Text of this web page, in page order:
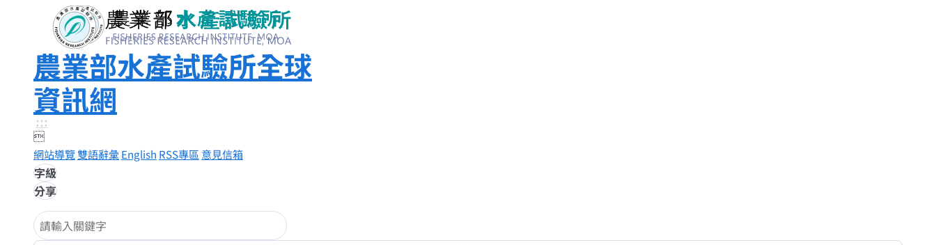
農業部水產試驗所全球
資訊網
:::

網站導覽雙語辭彙English RSS專區 意見信箱
字級
分享